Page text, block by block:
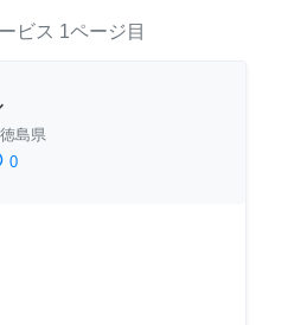
ビス 1ページ目
徳島県
0